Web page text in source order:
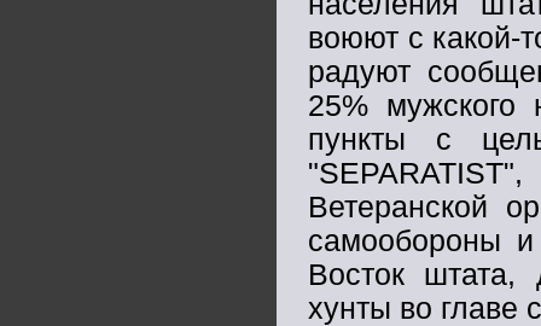
воюют с какой-
радуют
25% мужского
пункты с
Ветеранской
самообороны
Восток
хунты во главе